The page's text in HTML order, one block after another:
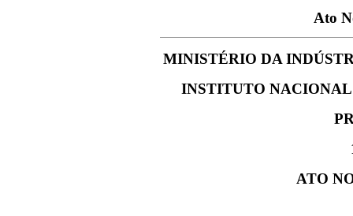
Ato
MINISTÉRIO DA
INSTITUTO
ATO